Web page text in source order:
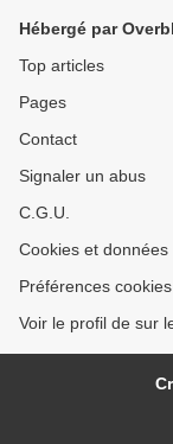
Hébergé par
Top articles
Pages
Contact
Signaler un abus
C.G.U.
Cookies et
Préférences cookies
Voir le profil de sur